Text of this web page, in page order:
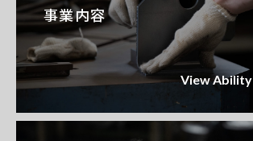
事業内容
View Ability